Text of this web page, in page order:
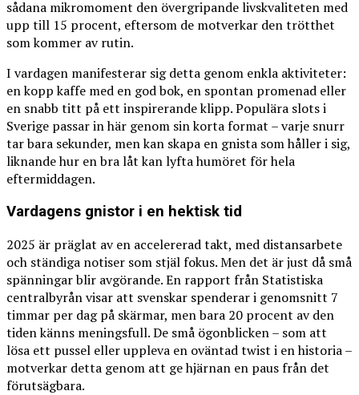
sådana mikromoment den övergripande livskvaliteten med
upp till 15 procent, eftersom de motverkar den trötthet
som kommer av rutin.
I vardagen manifesterar sig detta genom enkla aktiviteter:
en kopp kaffe med en god bok, en spontan promenad eller
en snabb titt på ett inspirerande klipp. Populära slots i
Sverige passar in här genom sin korta format – varje snurr
tar bara sekunder, men kan skapa en gnista som håller i sig,
liknande hur en bra låt kan lyfta humöret för hela
eftermiddagen.
Vardagens gnistor i en hektisk tid
2025 är präglat av en accelererad takt, med distansarbete
och ständiga notiser som stjäl fokus. Men det är just då små
spänningar blir avgörande. En rapport från Statistiska
centralbyrån visar att svenskar spenderar i genomsnitt 7
timmar per dag på skärmar, men bara 20 procent av den
tiden känns meningsfull. De små ögonblicken – som att
lösa ett pussel eller uppleva en oväntad twist i en historia –
motverkar detta genom att ge hjärnan en paus från det
förutsägbara.